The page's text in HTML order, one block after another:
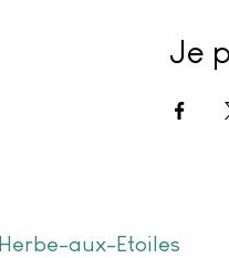
Je
aux-Etoiles